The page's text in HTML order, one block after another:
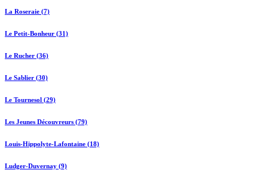
La Roseraie (7)
Le Petit-Bonheur (31)
Le Rucher (36)
Le Sablier (30)
Le Tournesol (29)
Les Jeunes Découvreurs (79)
Louis-Hippolyte-Lafontaine (18)
Ludger-Duvernay (9)